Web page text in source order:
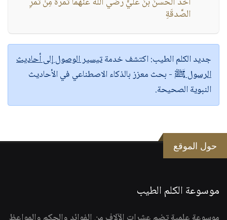
الصَّدقَةِ
جديد الكلم الطيب:اكتشف خدمةتيسير الوصول إلى أحاديث
الرسول ﷺ - بحث معزز بالذكاء الاصطناعي في الأحاديث
النبوية الصحيحة.
حول الموقع
موسوعة الكلم الطيب